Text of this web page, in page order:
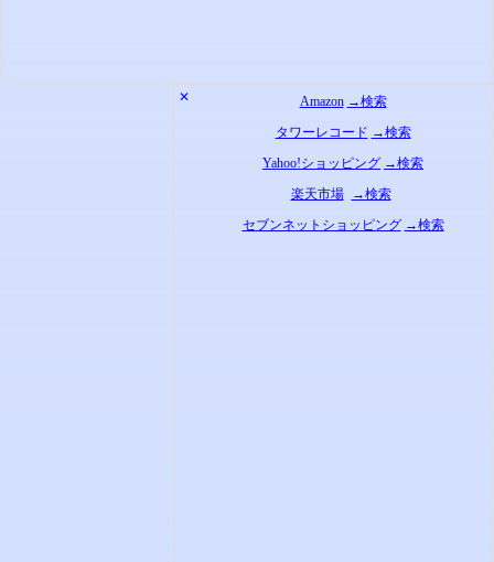
✕ Amazon →検索
タワーレコード →検索
Yahoo!ショッピング →検索
楽天市場
→検索
セブンネットショッピング →検索